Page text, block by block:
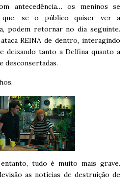
antecedência… os meninos se
que, se o público quiser ver a
podem retornar no dia seguinte.
REINA de dentro, interagindo
deixando tanto a Delfina quanto a
desconsertadas.
tudo é muito mais grave.
as notícias de destruição de